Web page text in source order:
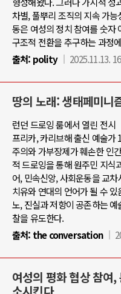
차별, 풀뿌리 조직의 지속 가
동은 여성의 정치 참여를 숫자
구조적 전환을 추구하는 과정
출처: polity 2025.11.13.
땅의 노래: 생태페미니
런던 드로잉 룸에서 열린 전
프리카, 카리브해 출신 예술가
주의와 가부장제가 훼손한 인
적 드로잉을 통해 원주민 지식
어, 민속신앙, 사회운동을 교차
치유와 연대의 언어가 될 수
노, 진실과 저항이 공존하는
찰을 유도한다.
출처: the conversation
여성의 평화 협상 참여